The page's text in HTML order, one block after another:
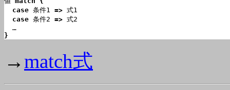
case 条件1 => 式1
case 条件2 => 式2
}
→match式